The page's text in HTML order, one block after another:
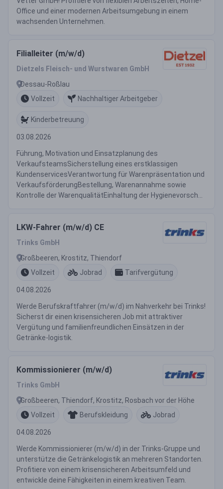
Office und einer modernen Arbeitsumgebung in einem
wachsenden Unternehmen.
Filialleiter (m/w/d)
Dietzels Fleisch- und Wurstwaren GmbH
Dessau-Roßlau
Vollzeit
Nachhaltiger Arbeitgeber
Kinderbetreuung
03.08.2026
Führung, Motivation und Einsatzplanung des
VerkaufsteamsSicherstellung eines erstklassigen
KundenservicesVerantwortung für Warenpräsentation und
VerkaufsförderungBestellung, Warenannahme sowie
Kontrolle der WarenqualitätEinhaltung der Hygienevorsch...
LKW-Fahrer (m/w/d) CE
Trinks GmbH
Großbeeren, Krostitz, Thiendorf
Vollzeit
Jobrad Tarifvergütung
04.08.2026
Werde Berufskraftfahrer (m/w/d) im Nahverkehr bei Trinks!
Sicherst dir einen krisensicheren Job mit attraktiver
Vergütung und familienfreundlichen Einsätzen in der
Getränke-logistik.
Kommissionierer (m/w/d)
Trinks GmbH
Großbeeren, Thiendorf, Krostitz, Rosbach vor der Höhe
Vollzeit
Berufskleidung Jobrad
04.08.2026
Werde Kommissionierer (m/w/d) in der Trinks-Gruppe und
unterstütze die Getränkelogistik an mehreren Standorten.
Profitiere von einem krisensicheren Arbeitsumfeld und
entwickle deine Fähigkeiten in einem kreativen Team.